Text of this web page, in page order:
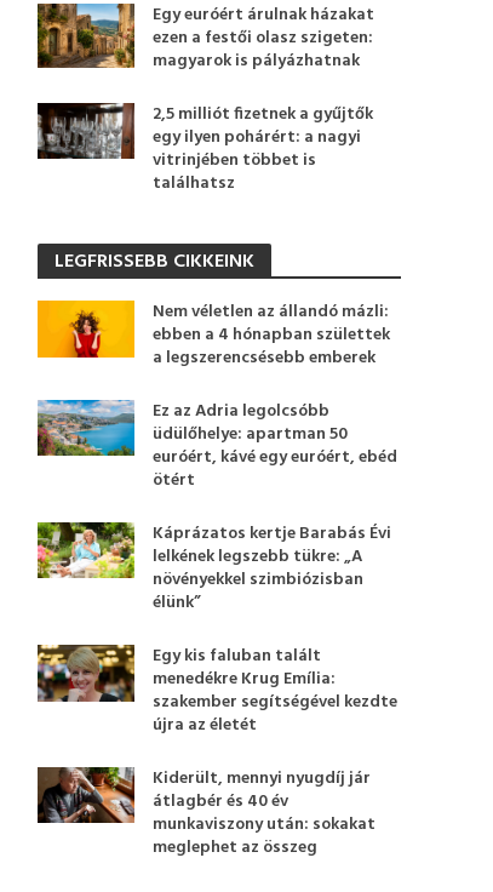
Egy euróért árulnak házakat
ezen a festői olasz szigeten:
magyarok is pályázhatnak
2,5 milliót fizetnek a gyűjtők
egy ilyen pohárért: a nagyi
vitrinjében többet is
találhatsz
LEGFRISSEBB CIKKEINK
Nem véletlen az állandó mázli:
ebben a 4 hónapban születtek
a legszerencsésebb emberek
Ez az Adria legolcsóbb
üdülőhelye: apartman 50
euróért, kávé egy euróért, ebéd
ötért
Káprázatos kertje Barabás Évi
lelkének legszebb tükre: „A
növényekkel szimbiózisban
élünk”
Egy kis faluban talált
menedékre Krug Emília:
szakember segítségével kezdte
újra az életét
Kiderült, mennyi nyugdíj jár
átlagbér és 40 év
munkaviszony után: sokakat
meglephet az összeg